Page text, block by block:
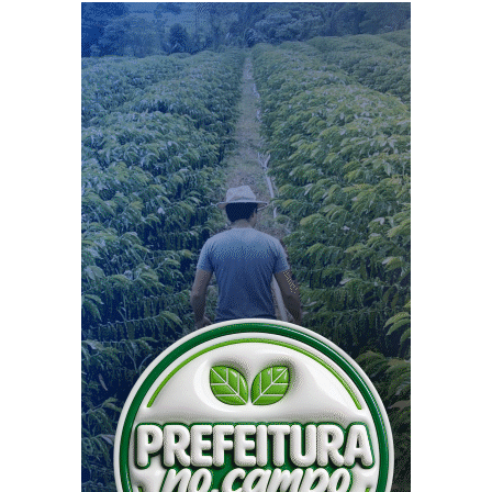
“Estou muito feliz porque esse resultado é fruto da
dedicação dos nossos professores, das equipes gestoras
e de todos aqueles que fazem a educação do município
de Rio Branco”, afirmou.
O desempenho da rede municipal também colocou três
escolas da capital nas primeiras posições do Acre. A
Escola Municipal Maria Lúcia Moura Marim, localizada
no bairro Morada do Sol, obteve nota 8,7, a maior do
estado. A Escola Luiz de Carvalho Fontenele ficou em
segundo lugar, com 8,3, seguida pela Escola Chico
Mendes, com 8,1.
Ao comentar a nota alcançada pela capital, Bocalom
lembrou que Rio Branco já havia ficado perto da
liderança nacional na avaliação anterior. Em 2023, o
município terminou a um décimo de Goiânia. Na edição
de 2025, a diferença para as primeiras colocadas